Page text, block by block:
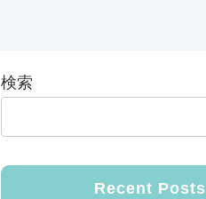
検索
Recent Posts